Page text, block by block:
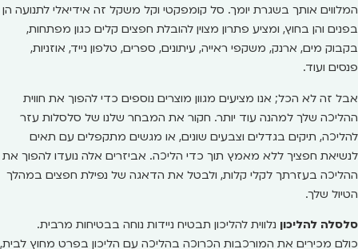
המלווים אותך בשגרת יומך. סל קומפקטי וקל משקל זה אידיאלי לתנועה הן
בפנים והן בחוץ, ומציע פתרון מצוין להובלת חפצים קלים כגון מפתחות,
בקבוק מים, ארנק, משקפי ראייה, עיתונים, ספרים, טלפון נייד, אוזניות,
פנסים ועוד.
אבל זה לא הכל; אנו מציעים מגוון מוצרים נוספים כדי להפוך את חווית
ההליכה שלך למהנה עוד יותר. חקור את המבחר שלנו של סלסלות עזר
להליכה, תיקים בגדלים וצבעים שונים, או מגשים מתקפלים עם תאים
לנשיאת חפציך ללא מאמץ תוך כדי הליכה. אביזרים אלה נועדו להפוך את
ההליכה בעזרתך לקלי קלות, ולבטל את הדאגה של נפילת חפצים במהלך
הטיול שלך.
סלסלה להליכון נלווית להליכון תבטיח ניידות נוחה בבטיחות מרבית.
כולם מכירים את המורכבות הכרוכה בהליכה עם הליכון בפרט מחוץ לבית,